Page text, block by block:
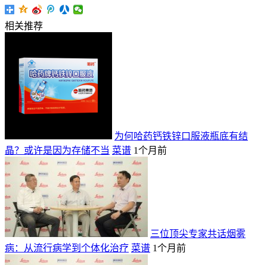
相关推荐
为何哈药钙铁锌口服液瓶底有结
晶？或许是因为存储不当 菜谱 1个月前
三位顶尖专家共话烟雾
病：从流行病学到个体化治疗 菜谱 1个月前